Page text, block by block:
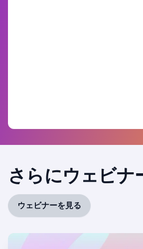
さらにウェビナ
ウェビナーを見る